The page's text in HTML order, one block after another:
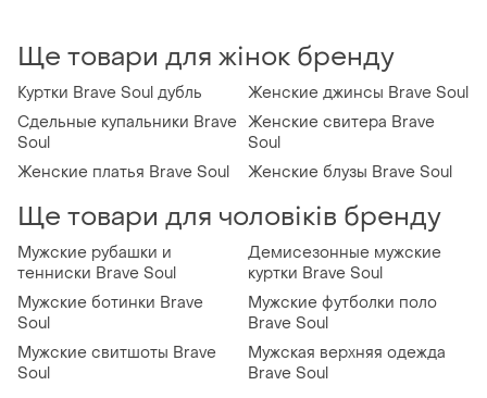
Ще товари для жінок бренду
Куртки Brave Soul дубль
Женские джинсы Brave Soul
Сдельные купальники Brave
Soul
Женские свитера Brave
Soul
Женские платья Brave Soul
Женские блузы Brave Soul
Ще товари для чоловіків бренду
Мужские рубашки и
тенниски Brave Soul
Демисезонные мужские
куртки Brave Soul
Мужские ботинки Brave
Soul
Мужские футболки поло
Brave Soul
Мужские свитшоты Brave
Soul
Мужская верхняя одежда
Brave Soul